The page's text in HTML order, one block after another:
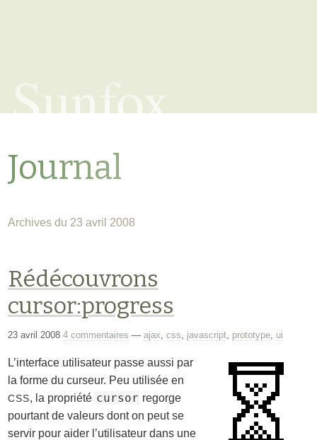
Sunfox
Journal
Archives du 23 avril 2008
Rédécouvrons
cursor:progress
23 avril 20084 commentaires —ajax ,css javascript prototype ui
L’interface utilisateur passe aussi par
la forme du curseur. Peu utilisée en
CSS, la propriété cursor regorge
pourtant de valeurs dont on peut se
servir pour aider l’utilisateur dans une